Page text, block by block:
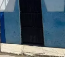
del Amazon